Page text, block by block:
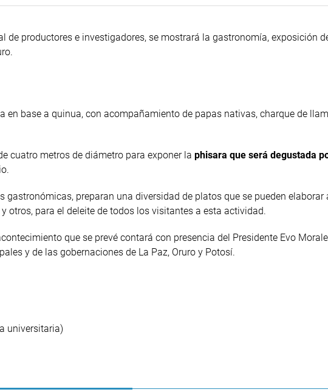
productores e investigadores, se mostrará la gastronomía, exposición
en base a quinua, con acompañamiento de papas nativas, charque de
cuatro metros de diámetro para exponer la phisara que será degustada
preparan una diversidad de platos que se pueden elaborar
otros, para el deleite de todos los visitantes a esta actividad.
que se prevé contará con presencia del Presidente Evo
y de las gobernaciones de La Paz, Oruro y Potosí.
universitaria)